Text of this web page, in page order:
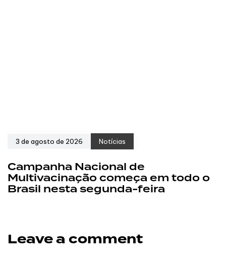
3 de agosto de 2026 Notícias
Campanha Nacional de
Multivacinação começa em todo o
Brasil nesta segunda-feira
Leave a comment